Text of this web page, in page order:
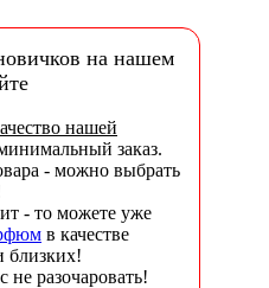
на нашем
нашей
заказ.
- можно выбрать
- то можете уже
в качестве
близких!
разочаровать!